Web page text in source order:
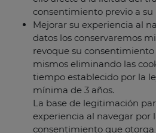
consentimiento previo a su
Mejorar su experiencia al
datos los conservaremos
revoque su
mismos eliminando las
tiempo establecido por la
mínima de 3 años.
La base de legitimación
experiencia al navegar por
consentimiento que